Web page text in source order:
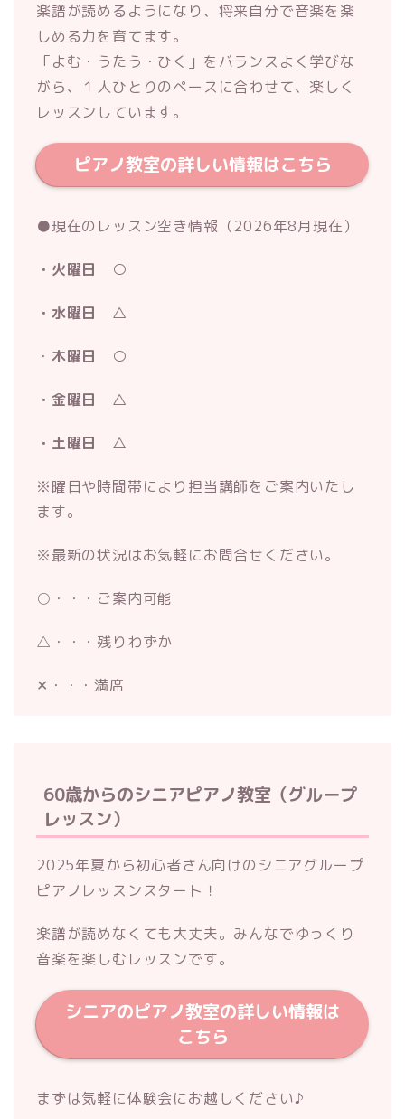
楽譜が読めるようになり、将来自分で音楽を楽
しめる力を育てます。
「よむ・うたう・ひく」をバランスよく学びな
がら、１人ひとりのペースに合わせて、楽しく
レッスンしています。
ピアノ教室の詳しい情報はこちら
●現在のレッスン空き情報（2026年8月現在）
・火曜日 ○
・水曜日 △
・ 木曜日 ○
・金曜日 △
・土曜日 △
※曜日や時間帯により担当講師をご案内いたし
ます。
※最新の状況はお気軽にお問合せください。
○・・・ご案内可能
△・・・残りわずか
✕・・・満席
60歳からのシニアピアノ教室（グループ
レッスン）
2025年夏から初心者さん向けのシニアグループ
ピアノレッスンスタート！
楽譜が読めなくても大丈夫。みんなでゆっくり
音楽を楽しむレッスンです。
シニアのピアノ教室の詳しい情報は
こちら
まずは気軽に体験会にお越しください♪